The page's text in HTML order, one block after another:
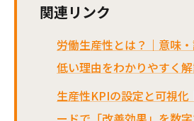
関連リンク
労働生産性とは？｜意味
低い理由をわかりやすく
生産性KPIの設定と可視化